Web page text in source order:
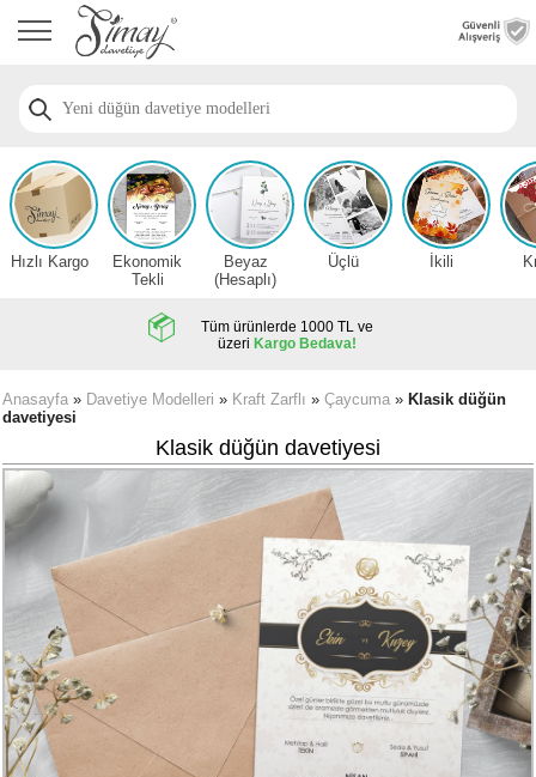
Anasayfa
Davetiye
Nişan
Davetiye
Modelleri
Düğün
Davetiye
Zarfsız,
Hesaplı
Davetiye
Modelleri
Karikatürlü
Davetiye
Modelleri
Sade
Düğün
Davetiye
Hızlı Kargo
Ekonomik
Tekli
Beyaz
(Hesaplı)
Üçlü İkili
Tüm ürünlerde 1000 TL ve
üzeri Kargo Bedava!
Anasayfa » Davetiye Modelleri » Kraft Zarflı » Çaycuma » Klasik düğün
davetiyesi
Klasik düğün davetiyesi